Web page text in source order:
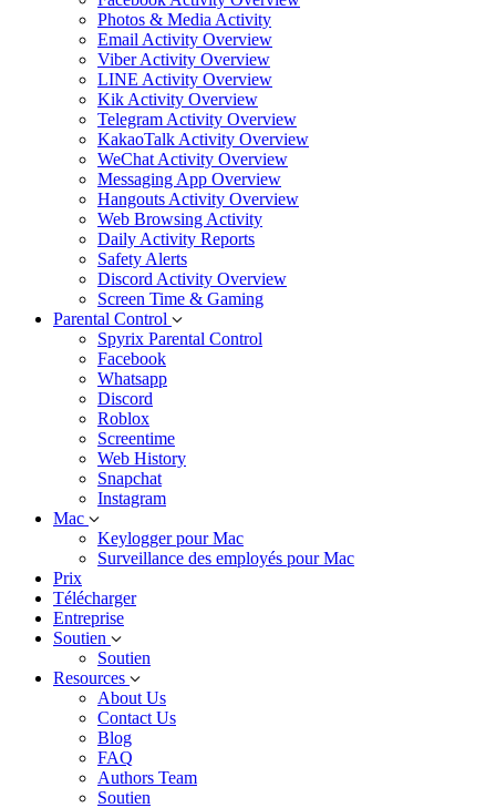
Photos & Media Activity
Email Activity Overview
Viber Activity Overview
LINE Activity Overview
Kik Activity Overview
Telegram Activity Overview
KakaoTalk Activity Overview
WeChat Activity Overview
Messaging App Overview
Hangouts Activity Overview
Web Browsing Activity
Daily Activity Reports
Safety Alerts
Discord Activity Overview
Screen Time & Gaming
Parental Control
Spyrix Parental Control
Facebook
Whatsapp
Discord
Roblox
Screentime
Web History
Snapchat
Instagram
Mac
Keylogger pour Mac
Surveillance des employés pour Mac
Prix
Télécharger
Entreprise
Soutien
Soutien
Resources
About Us
Contact Us
Blog
FAQ
Authors Team
Soutien